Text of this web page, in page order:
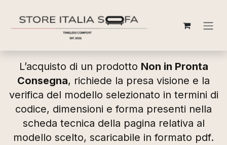
L’acquisto di un prodotto Non in Pronta
Consegna, richiede la presa visione e la
verifica del modello selezionato in termini di
codice, dimensioni e forma presenti nella
scheda tecnica della pagina relativa al
modello scelto, scaricabile in formato pdf.